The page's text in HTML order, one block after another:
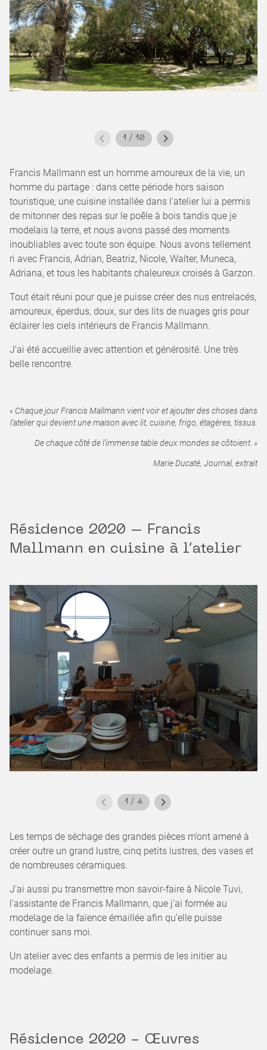
1 / 10
Francis Mallmann est un homme amoureux de la vie, un
homme du partage : dans cette période hors saison
touristique, une cuisine installée dans l’atelier lui a permis
de mitonner des repas sur le poêle à bois tandis que je
modelais la terre, et nous avons passé des moments
inoubliables avec toute son équipe. Nous avons tellement
ri avec Francis, Adrian, Beatriz, Nicole, Walter, Muneca,
Adriana, et tous les habitants chaleureux croisés à Garzon.
Tout était réuni pour que je puisse créer des nus entrelacés,
amoureux, éperdus, doux, sur des lits de nuages gris pour
éclairer les ciels intérieurs de Francis Mallmann.
J’ai été accueillie avec attention et générosité. Une très
belle rencontre.
« Chaque jour Francis Mallmann vient voir et ajouter des choses dans
l’atelier qui devient une maison avec lit, cuisine, frigo, étagères, tissus.
De chaque côté de l’immense table deux mondes se côtoient. »
Marie Ducaté, Journal, extrait
Résidence 2020 – Francis
Mallmann en cuisine à l’atelier
1 / 4
Les temps de séchage des grandes pièces m’ont amené à
créer outre un grand lustre, cinq petits lustres, des vases et
de nombreuses céramiques.
J’ai aussi pu transmettre mon savoir-faire à Nicole Tuvi,
l’assistante de Francis Mallmann, que j’ai formée au
modelage de la faïence émaillée afin qu’elle puisse
continuer sans moi.
Un atelier avec des enfants a permis de les initier au
modelage.
Résidence 2020 - Œuvres